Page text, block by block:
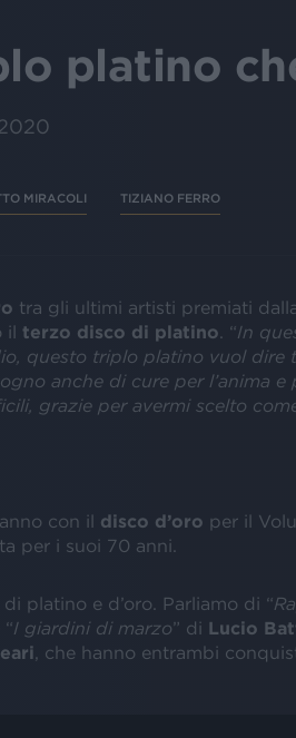
platino
MIRACOLI TIZIANO FERRO
tra gli ultimi artisti premiati
il terzo disco di platino . “In
questo triplo platino vuol dire
anche di cure per l’anima e
grazie per avermi scelto
con il disco d’oro per il
per i suoi 70 anni.
platino e d’oro. Parliamo di “
I giardini di marzo” di Lucio
, che hanno entrambi